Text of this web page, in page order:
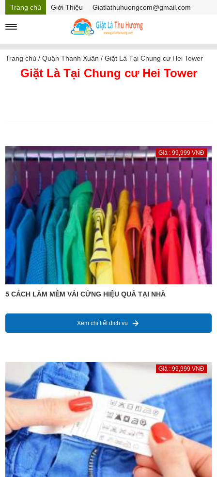
Trang chủ Giới Thiệu
Giatlathuhuongcom@gmail.com
Mã Giảm giá
Trang chủ /Quận Thanh Xuân /Giặt Là Tại Chung cư Hei Tower
Giặt Là Tại Chung cư Hei Tower
Giá : 99,999 VNĐ
5 CÁCH LÀM MỀM VẢI CỨNG HIỆU QUẢ TẠI NHÀ
Xem chi tiết dịch vụ
Giá : 99,999 VNĐ